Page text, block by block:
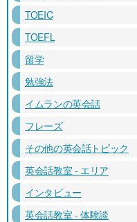
TOEIC
TOEFL
留学
勉強法
イムランの英会話
フレーズ
その他の英会話トピック
英会話教室 - エリア
インタビュー
英会話教室 - 体験談